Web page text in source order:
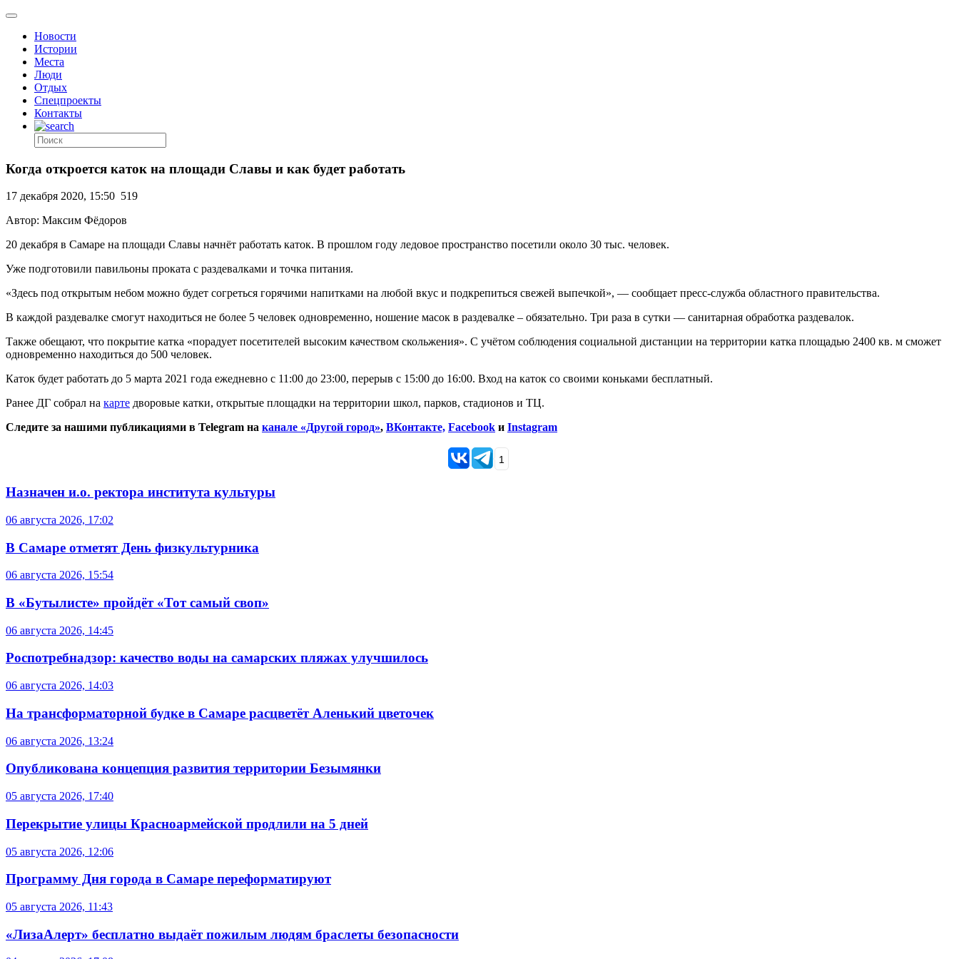
Новости
Истории
Места
Люди
Отдых
Спецпроекты
Контакты
Когда откроется каток на площади Славы и как будет работать
17 декабря 2020, 15:50 519
Автор: Максим Фёдоров
20 декабря в Самаре на площади Славы начнёт работать каток. В прошлом году ледовое пространство посетили около 30 тыс. человек.
Уже подготовили павильоны проката с раздевалками и точка питания.
«Здесь под открытым небом можно будет согреться горячими напитками на любой вкус и подкрепиться свежей выпечкой», — сообщает пресс-служба областного правительства.
В каждой раздевалке смогут находиться не более 5 человек одновременно, ношение масок в раздевалке – обязательно. Три раза в сутки — санитарная обработка раздевалок.
Также обещают, что покрытие катка «порадует посетителей высоким качеством скольжения». С учётом соблюдения социальной дистанции на территории катка площадью 2400 кв. м сможет
одновременно находиться до 500 человек.
Каток будет работать до 5 марта 2021 года ежедневно с 11:00 до 23:00, перерыв с 15:00 до 16:00. Вход на каток со своими коньками бесплатный.
Ранее ДГ собрал на карте дворовые катки, открытые площадки на территории школ, парков, стадионов и ТЦ.
Следите за нашими публикациями в Telegram на канале «Другой город», ВКонтакте, Facebook и Instagram
1
Назначен и.о. ректора института культуры
06 августа 2026, 17:02
В Самаре отметят День физкультурника
06 августа 2026, 15:54
В «Бутылисте» пройдёт «Тот самый своп»
06 августа 2026, 14:45
Роспотребнадзор: качество воды на самарских пляжах улучшилось
06 августа 2026, 14:03
На трансформаторной будке в Самаре расцветёт Аленький цветочек
06 августа 2026, 13:24
Опубликована концепция развития территории Безымянки
05 августа 2026, 17:40
Перекрытие улицы Красноармейской продлили на 5 дней
05 августа 2026, 12:06
Программу Дня города в Самаре переформатируют
05 августа 2026, 11:43
«ЛизаАлерт» бесплатно выдаёт пожилым людям браслеты безопасности